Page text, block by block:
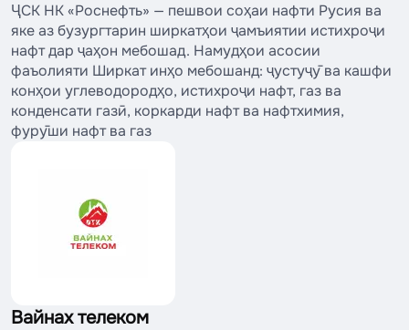
ҶСК НК «Роснефть» — пешвои соҳаи нафти Русия ва
яке аз бузургтарин ширкатҳои ҷамъиятии истихроҷи
нафт дар ҷаҳон мебошад. Намудҳои асосии
фаъолияти Ширкат инҳо мебошанд: ҷустуҷӯ ва кашфи
конҳои углеводородҳо, истихроҷи нафт, газ ва
конденсати газӣ, коркарди нафт ва нафтхимия,
фурӯши нафт ва газ
Вайнах телеком